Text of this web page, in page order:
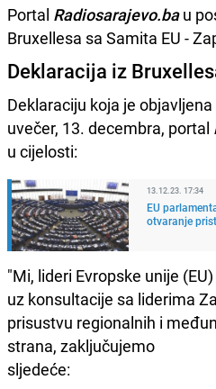
Portal Radiosarajevo.bau
Bruxellesa sa Samita EU -
Deklaracija iz
Deklaraciju koja je
uvečer, 13. decembra, portal
u cijelosti:
13.12.23. 17:34
EU
otvaranje
"Mi, lideri Evropske unije
uz konsultacije sa liderima
prisustvu regionalnih i
strana, zaključujemo
sljedeće: